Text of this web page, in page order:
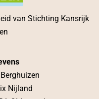
van Stichting Kansrijk
Nijland